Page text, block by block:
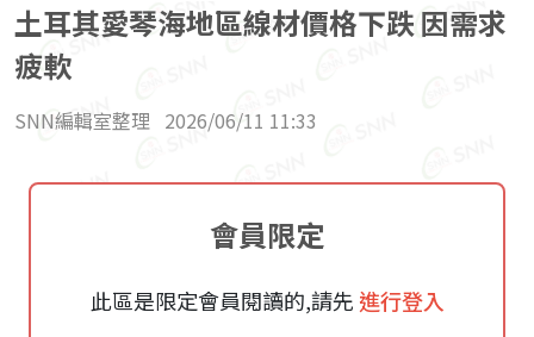
土耳其愛琴海地區線材價格下跌 因需求
疲軟
SNN編輯室整理 2026/06/11 11:33
會員限定
此區是限定會員閱讀的,請先 進行登入